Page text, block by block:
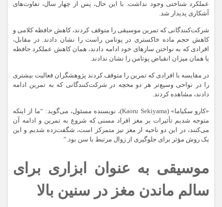
عملکرد شناختی وجود نداشت. با این حال، پس از چهار سال، تفاوت‌های
آشکاری پدیدار شد.
شرکت‌کنندگانی که تمرین موسیقی را متوقف کردند، کاهش حافظه کلامی و
کاهش حجم ماده خاکستری در پوتامن راست را نشان دادند. در مقابل،
افرادی که به نواختن سازهای خود ادامه دادند، همان کاهش عملکرد حافظه
یا همان میزان انقباض پوتامن را نشان ندادند.
در مقایسه با افرادی که تمرین را متوقف کردند پژوهشگران فعالیت بیشتری
را در نواحی وسیع‌تر هر دو مخچه در شرکت‌کنندگانی که به تمرین ادامه
دادند، مشاهده کردند.
«کارو سکیاما» (Kaoru Sekiyama)، نویسنده مسئول، می‌گوید: “ما از اینکه
متوجه شدیم تأثیرات بر مغز افراد مسنی که شروع به تمرین و ادامه آن
می‌کنند، در این دو ناحیه از مغز نیز متمرکز است، شگفت‌زده شدیم و این
یک روش مؤثر برای جلوگیری از زوال مرتبط با سن بود.”
موسیقی به عنوان ابزاری برای
سالم ماندن مغز در سنین بالا